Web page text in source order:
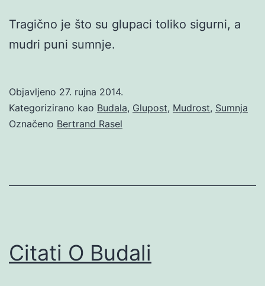
Tragično je što su glupaci toliko sigurni, a
mudri puni sumnje.
Objavljeno 27. rujna 2014.
Kategorizirano kao Budala, Glupost, Mudrost, Sumnja
Označeno Bertrand Rasel
Citati O Budali